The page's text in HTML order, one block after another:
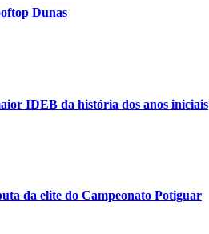
Dunas
IDEB da história dos anos iniciais
da elite do Campeonato Potiguar